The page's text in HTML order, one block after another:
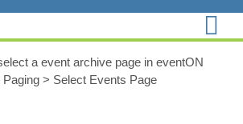
a event archive page in eventON
> Select Events Page